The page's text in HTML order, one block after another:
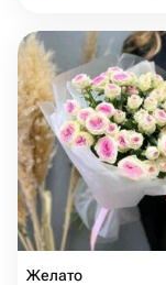
Желато